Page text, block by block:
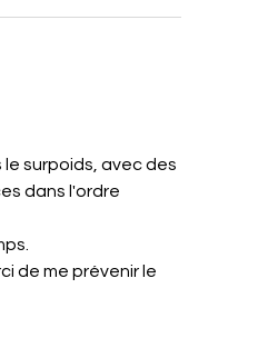
surpoids, avec des
dans l'ordre
de me prévenir le